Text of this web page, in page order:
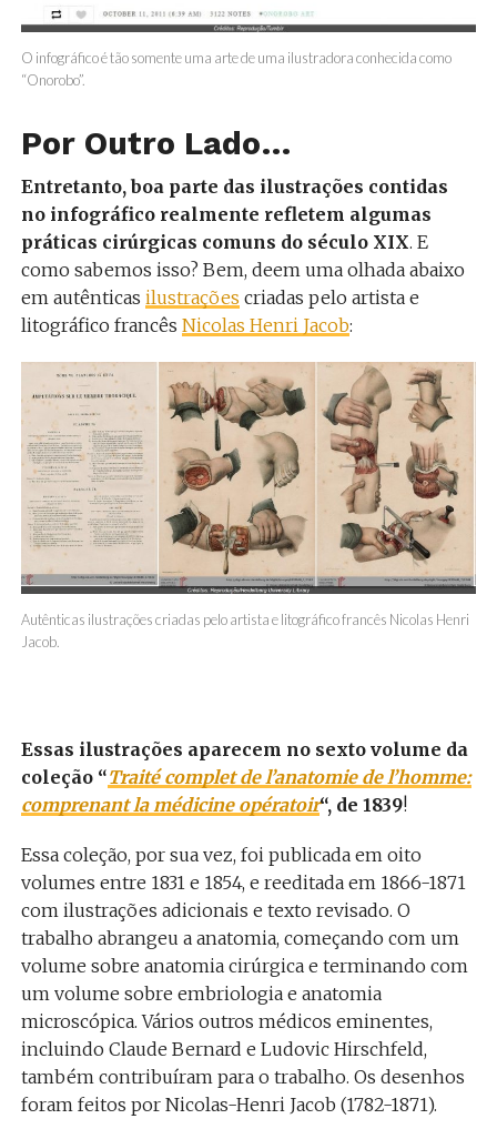
O infográfico é tão somente uma arte de uma ilustradora conhecida como
“Onorobo”.
Por Outro Lado…
Entretanto, boa parte das ilustrações contidas
no infográfico realmente refletem algumas
práticas cirúrgicas comuns do século XIX. E
como sabemos isso? Bem, deem uma olhada abaixo
em autênticas ilustrações criadas pelo artista e
litográfico francês Nicolas Henri Jacob:
Autênticas ilustrações criadas pelo artista e litográfico francês Nicolas Henri
Jacob.
Essas ilustrações aparecem no sexto volume da
coleção “Traité complet de l’anatomie de l’homme:
comprenant la médicine opératoir“, de 1839!
Essa coleção, por sua vez, foi publicada em oito
volumes entre 1831 e 1854, e reeditada em 1866-1871
com ilustrações adicionais e texto revisado. O
trabalho abrangeu a anatomia, começando com um
volume sobre anatomia cirúrgica e terminando com
um volume sobre embriologia e anatomia
microscópica. Vários outros médicos eminentes,
incluindo Claude Bernard e Ludovic Hirschfeld,
também contribuíram para o trabalho. Os desenhos
foram feitos por Nicolas-Henri Jacob (1782-1871).